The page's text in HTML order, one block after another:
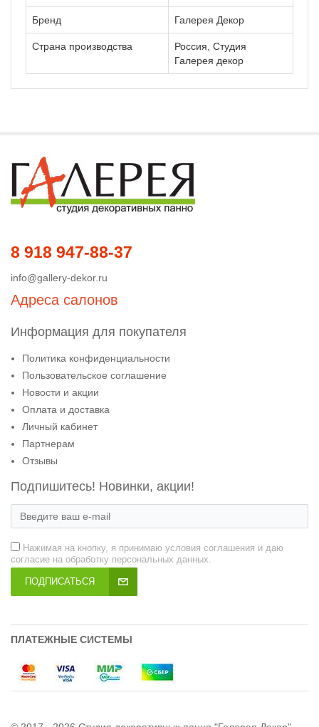
Бренд Галерея Декор
Страна производства
Россия, Студия
Галерея декор
8 918 947-88-37
info@gallery-dekor.ru
Адреса салонов
Информация для покупателя
Политика конфиденциальности
Пользовательское соглашение
Новости и акции
Оплата и доставка
Личный кабинет
Партнерам
Отзывы
Подпишитесь! Новинки, акции!
Нажимая на кнопку, я принимаю условия соглашения и даю
согласие на обработку персональных данных.
ПОДПИСАТЬСЯ
ПЛАТЕЖНЫЕ СИСТЕМЫ